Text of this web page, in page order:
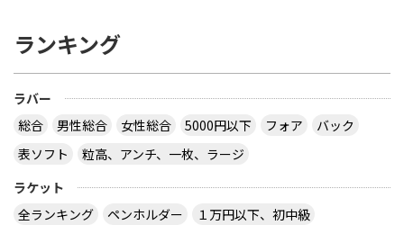
ランキング
ラバー
総合
男性総合 女性総合 5000円以下 フォア
バック
表ソフト
粒高、アンチ、一枚、ラージ
ラケット
全ランキング
ペンホルダー
１万円以下、初中級